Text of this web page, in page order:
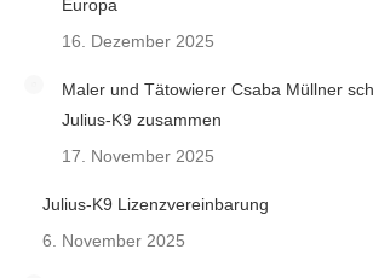
Europa
16. Dezember 2025
Maler und Tätowierer Csaba Müllner
Julius-K9 zusammen
17. November 2025
Julius-K9 Lizenzvereinbarung
6. November 2025